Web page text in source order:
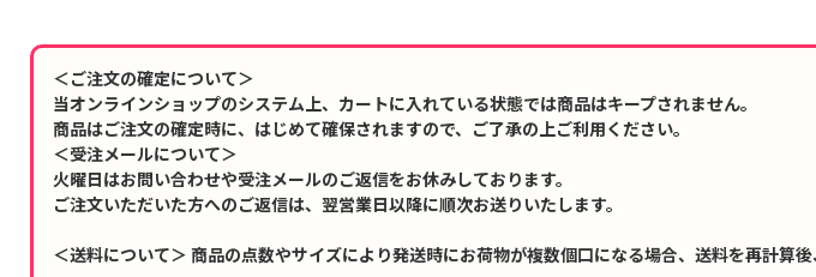
＜ご注文の確定について＞
当オンラインショップのシステム上、カートに入れている状態では商品はキープされません。
商品はご注文の確定時に、はじめて確保されますので、ご了承の上ご利用ください。
＜受注メールについて＞
火曜日はお問い合わせや受注メールのご返信をお休みしております。
ご注文いただいた方へのご返信は、翌営業日以降に順次お送りいたします。
＜送料について＞ 商品の点数やサイズにより発送時にお荷物が複数個口になる場合、送料を再計算